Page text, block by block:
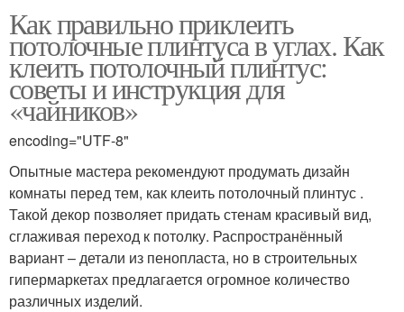
Как правильно приклеить
потолочные плинтуса в углах. Как
клеить потолочный плинтус:
советы и инструкция для
«чайников»
encoding="UTF-8"
Опытные мастера рекомендуют продумать дизайн
комнаты перед тем, как клеить потолочный плинтус .
Такой декор позволяет придать стенам красивый вид,
сглаживая переход к потолку. Распространённый
вариант – детали из пенопласта, но в строительных
гипермаркетах предлагается огромное количество
различных изделий.